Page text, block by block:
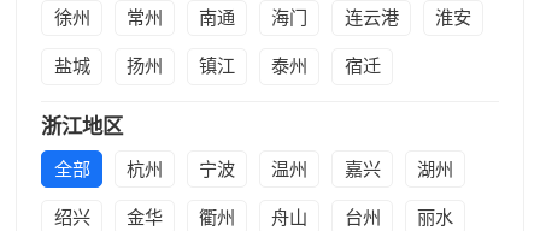
徐州 常州 南通 海门 连云港 淮安
盐城 扬州 镇江 泰州 宿迁
浙江地区
全部 杭州 宁波 温州 嘉兴 湖州
绍兴 金华 衢州 舟山 台州 丽水